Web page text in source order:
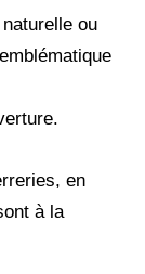
ou
en
à la